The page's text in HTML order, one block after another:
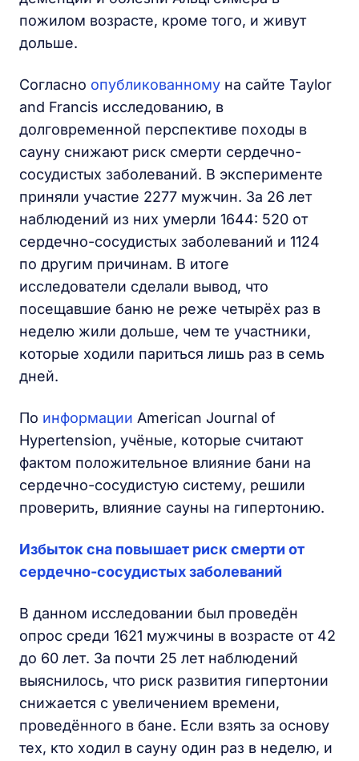
пожилом возрасте, кроме того, и живут
дольше.
Согласно опубликованному на сайте Taylor
and Francis исследованию, в
долговременной перспективе походы в
сауну снижают риск смерти сердечно-
сосудистых заболеваний. В эксперименте
приняли участие 2277 мужчин. За 26 лет
наблюдений из них умерли 1644: 520 от
сердечно-сосудистых заболеваний и 1124
по другим причинам. В итоге
исследователи сделали вывод, что
посещавшие баню не реже четырёх раз в
неделю жили дольше, чем те участники,
которые ходили париться лишь раз в семь
дней.
По информации American Journal of
Hypertension, учёные, которые считают
фактом положительное влияние бани на
сердечно-сосудистую систему, решили
проверить, влияние сауны на гипертонию.
Избыток сна повышает риск смерти от
сердечно-сосудистых заболеваний
В данном исследовании был проведён
опрос среди 1621 мужчины в возрасте от 42
до 60 лет. За почти 25 лет наблюдений
выяснилось, что риск развития гипертонии
снижается с увеличением времени,
проведённого в бане. Если взять за основу
тех, кто ходил в сауну один раз в неделю, и